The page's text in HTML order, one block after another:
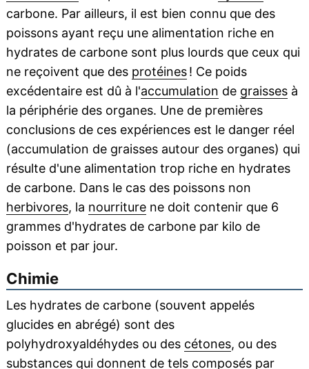
carbone. Par ailleurs, il est bien connu que des
poissons ayant reçu une alimentation riche en
hydrates de carbone sont plus lourds que ceux qui
ne reçoivent que des protéines! Ce poids
excédentaire est dû à l'accumulation de graissesà
la périphérie des organes. Une de premières
conclusions de ces expériences est le danger réel
(accumulation de graisses autour des organes) qui
résulte d'une alimentation trop riche en hydrates
de carbone. Dans le cas des poissons non
herbivores, la nourriturene doit contenir que 6
grammes d'hydrates de carbone par kilo de
poisson et par jour.
Chimie
Les hydrates de carbone (souvent appelés
glucides en abrégé) sont des
polyhydroxyaldéhydes ou des cétones, ou des
substances qui donnent de tels composés par